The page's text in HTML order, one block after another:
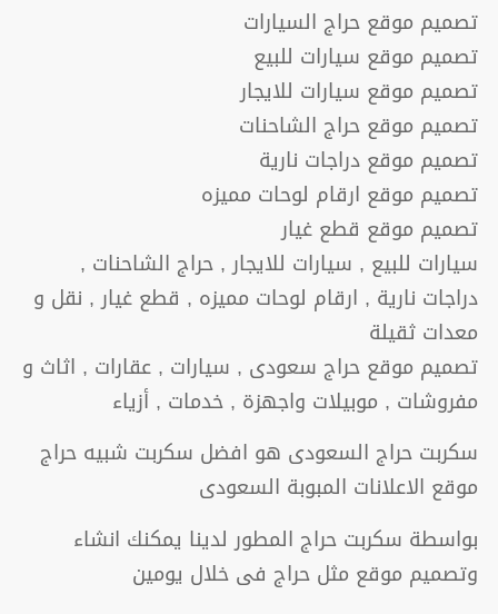
تصميم موقع حراج السيارات
تصميم موقع سيارات للبيع
تصميم موقع سيارات للايجار
تصميم موقع حراج الشاحنات
تصميم موقع دراجات نارية
تصميم موقع ارقام لوحات مميزه
تصميم موقع قطع غيار
سيارات للبيع , سيارات للايجار , حراج الشاحنات ,
دراجات نارية , ارقام لوحات مميزه , قطع غيار , نقل و
معدات ثقيلة
تصميم موقع حراج سعودى , سيارات , عقارات , اثاث و
مفروشات , موبيلات واجهزة , خدمات , أزياء
سكربت حراج السعودى هو افضل سكربت شبيه حراج
موقع الاعلانات المبوبة السعودى
بواسطة سكربت حراج المطور لدينا يمكنك انشاء
وتصميم موقع مثل حراج فى خلال يومين